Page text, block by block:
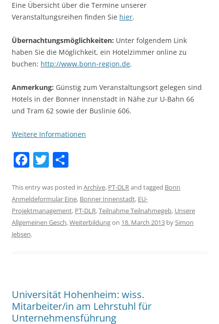
Eine Übersicht über die Termine unserer
Veranstaltungsreihen finden Sie hier.
Übernachtungsmöglichkeiten: Unter folgendem Link
haben Sie die Möglichkeit, ein Hotelzimmer online zu
buchen: http://www.bonn-region.de.
Anmerkung: Günstig zum Veranstaltungsort gelegen sind
Hotels in der Bonner Innenstadt in Nähe zur U-Bahn 66
und Tram 62 sowie der Buslinie 606.
Weitere Informationen
F
c
e
b
o
T
itt
er
ar
e
This entry was posted in Archive, PT-DLRand tagged Bonn
Anmeldeformular Eine, Bonner Innenstadt, EU-
Projektmanagement, PT-DLR,Teilnahme Teilnahmegeb, Unsere
Allgemeinen Gesch,Weiterbildungon 18. March 2013 bySimon
Jebsen.
Universität Hohenheim: wiss.
Mitarbeiter/in am Lehrstuhl für
Unternehmensführung